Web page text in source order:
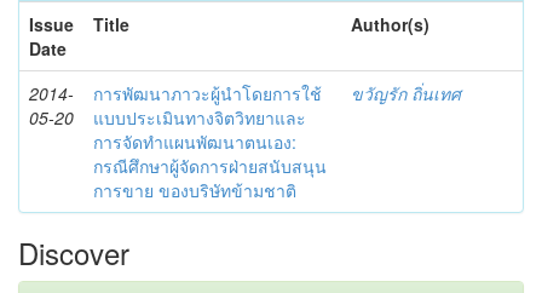
Issue
Date
Title Author(s)
2014-
05-20
การพัฒนาภาวะผู้นำโดยการใช้
แบบประเมินทางจิตวิทยาและ
การจัดทำแผนพัฒนาตนเอง:
กรณีศึกษาผู้จัดการฝ่ายสนับสนุน
การขาย ของบริษัทข้ามชาติ
ขวัญรัก ถิ่นเทศ
Discover